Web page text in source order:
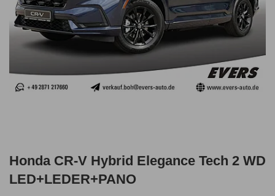
Honda CR-V Hybrid Elegance Tech 2 WD
LED+LEDER+PANO